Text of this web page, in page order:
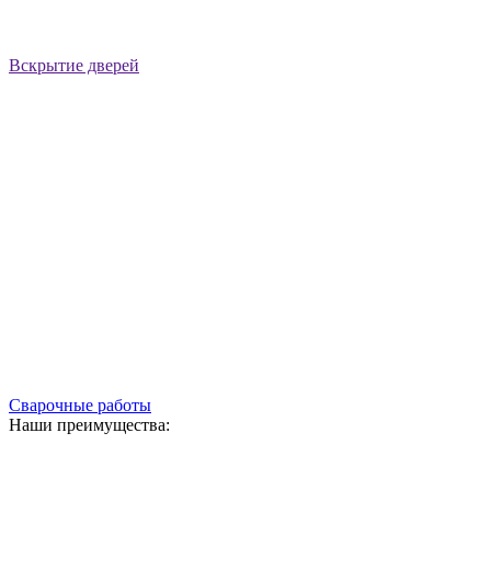
Вскрытие дверей
Сварочные работы
Наши преимущества: